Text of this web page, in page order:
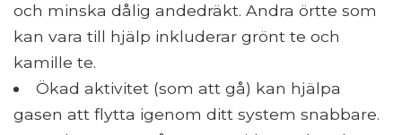
och minska dålig andedräkt. Andra örtte som
kan vara till hjälp inkluderar grönt te och
kamille te.
Ökad aktivitet (som att gå) kan hjälpa
gasen att flytta igenom ditt system snabbare.